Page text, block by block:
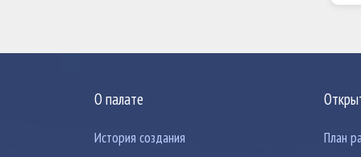
О палате
История создания
План